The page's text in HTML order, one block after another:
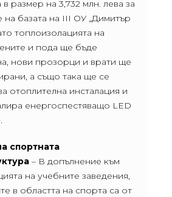
в размер на 3,732 млн. лева за
на базата на III ОУ „Димитър
топлоизолацията на
и пода ще бъде
нови прозорци и врати ще
а също така ще се
отоплителна инсталация и
енергоспестяващо LED
спортната
– В допълнение към
на учебните заведения,
в областта на спорта са от